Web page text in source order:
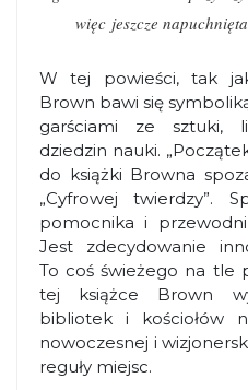
więc jeszcze
W tej powieści, tak
Brown bawi się
garściami ze sztuki,
dziedzin nauki.
do książki Browna
„Cyfrowej twierdzy”.
pomocnika i
Jest zdecydowanie
To coś świeżego na tle
tej książce Brown
bibliotek i kościołów
nowoczesnej i
reguły miejsc.